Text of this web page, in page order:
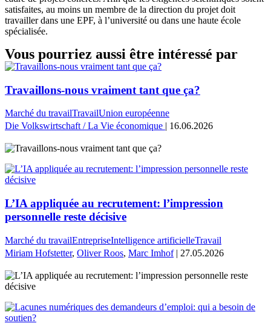
satisfaites, au moins un membre de la direction du projet doit
travailler dans une EPF, à l’université ou dans une haute école
spécialisée.
Vous pourriez aussi être intéressé par
Travaillons-nous vraiment tant que ça?
Marché du travailTravailUnion européenne
Die Volkswirtschaft / La Vie économique | 16.06.2026
L’IA appliquée au recrutement: l’impression
personnelle reste décisive
Marché du travailEntrepriseIntelligence artificielleTravail
Miriam Hofstetter, Oliver Roos, Marc Imhof| 27.05.2026